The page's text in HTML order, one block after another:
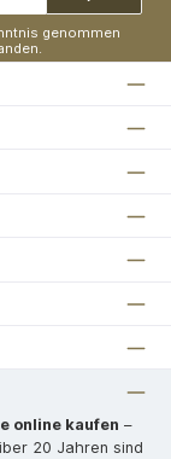
genommen
online kaufen –
20 Jahren sind